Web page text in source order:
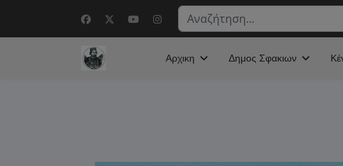
Αναζήτηση...
Αρχικη Δημος Σφακιων